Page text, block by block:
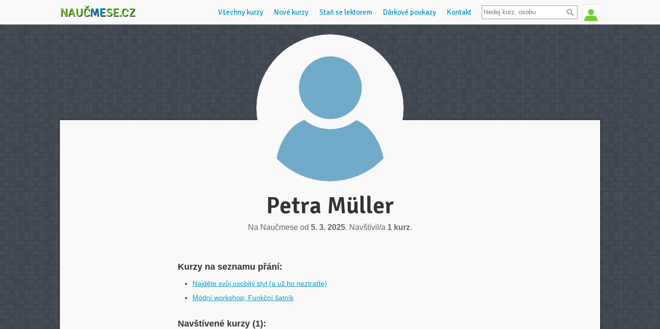
NAUČMESE.CZ Všechny kurzy Nové kurzy Staň se lektorem Dárkové poukazy Kontakt
Petra Müller
Na Naučmese od 5. 3. 2025. Navštívil/a 1 kurz.
Kurzy na seznamu přání:
Najděte svůj osobitý styl (a už ho neztraťte)
Módní workshop; Funkční šatník
Navštívené kurzy (1):